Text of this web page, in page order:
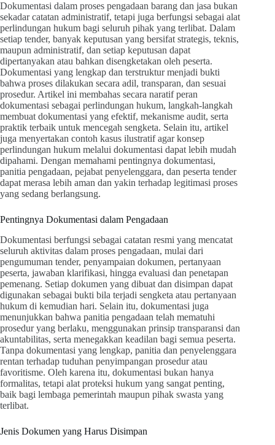
Dokumentasi dalam proses pengadaan barang dan jasa bukan
sekadar catatan administratif, tetapi juga berfungsi sebagai alat
perlindungan hukum bagi seluruh pihak yang terlibat. Dalam
setiap tender, banyak keputusan yang bersifat strategis, teknis,
maupun administratif, dan setiap keputusan dapat
dipertanyakan atau bahkan disengketakan oleh peserta.
Dokumentasi yang lengkap dan terstruktur menjadi bukti
bahwa proses dilakukan secara adil, transparan, dan sesuai
prosedur. Artikel ini membahas secara naratif peran
dokumentasi sebagai perlindungan hukum, langkah-langkah
membuat dokumentasi yang efektif, mekanisme audit, serta
praktik terbaik untuk mencegah sengketa. Selain itu, artikel
juga menyertakan contoh kasus ilustratif agar konsep
perlindungan hukum melalui dokumentasi dapat lebih mudah
dipahami. Dengan memahami pentingnya dokumentasi,
panitia pengadaan, pejabat penyelenggara, dan peserta tender
dapat merasa lebih aman dan yakin terhadap legitimasi proses
yang sedang berlangsung.
Pentingnya Dokumentasi dalam Pengadaan
Dokumentasi berfungsi sebagai catatan resmi yang mencatat
seluruh aktivitas dalam proses pengadaan, mulai dari
pengumuman tender, penyampaian dokumen, pertanyaan
peserta, jawaban klarifikasi, hingga evaluasi dan penetapan
pemenang. Setiap dokumen yang dibuat dan disimpan dapat
digunakan sebagai bukti bila terjadi sengketa atau pertanyaan
hukum di kemudian hari. Selain itu, dokumentasi juga
menunjukkan bahwa panitia pengadaan telah mematuhi
prosedur yang berlaku, menggunakan prinsip transparansi dan
akuntabilitas, serta menegakkan keadilan bagi semua peserta.
Tanpa dokumentasi yang lengkap, panitia dan penyelenggara
rentan terhadap tuduhan penyimpangan prosedur atau
favoritisme. Oleh karena itu, dokumentasi bukan hanya
formalitas, tetapi alat proteksi hukum yang sangat penting,
baik bagi lembaga pemerintah maupun pihak swasta yang
terlibat.
Jenis Dokumen yang Harus Disimpan